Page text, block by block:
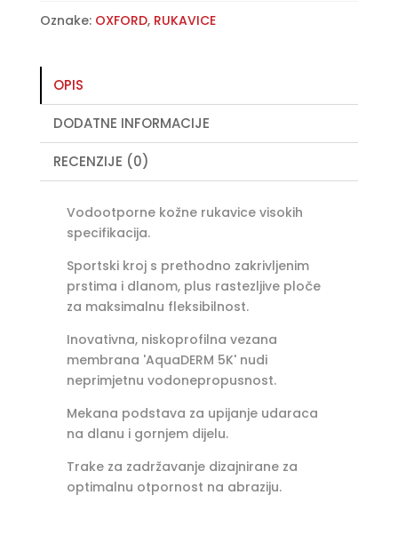
Oznake: OXFORD, RUKAVICE
OPIS
DODATNE INFORMACIJE
RECENZIJE (0)
Vodootporne kožne rukavice visokih
specifikacija.
Sportski kroj s prethodno zakrivljenim
prstima i dlanom, plus rastezljive ploče
za maksimalnu fleksibilnost.
Inovativna, niskoprofilna vezana
membrana 'AquaDERM 5K' nudi
neprimjetnu vodonepropusnost.
Mekana podstava za upijanje udaraca
na dlanu i gornjem dijelu.
Trake za zadržavanje dizajnirane za
optimalnu otpornost na abraziju.